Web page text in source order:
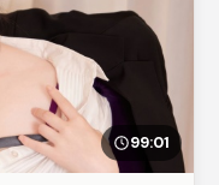
99:01